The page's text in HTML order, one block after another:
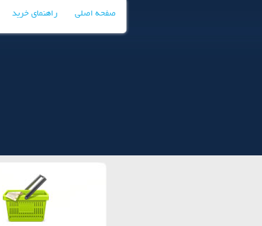
صفحه اصلی راهنمای خرید